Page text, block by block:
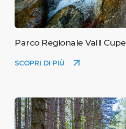
Parco Regionale Valli Cupe
SCOPRI DI PIÙ